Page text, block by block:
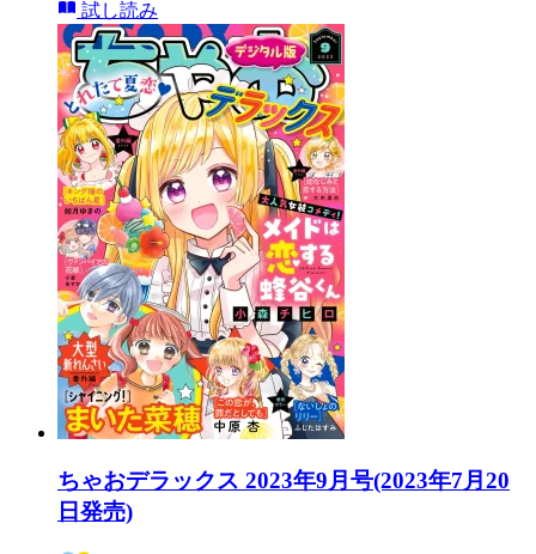
試し読み
ちゃおデラックス 2023年9月号(2023年7月20
日発売)